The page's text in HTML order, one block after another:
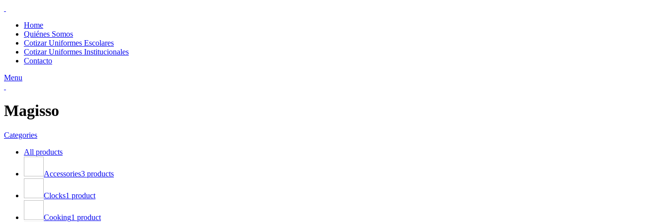
Home
Quiénes Somos
Cotizar Uniformes Escolares
Cotizar Uniformes Institucionales
Contacto
Menu
Magisso
Categories
All products
Accessories3 products
Clocks1 product
Cooking1 product